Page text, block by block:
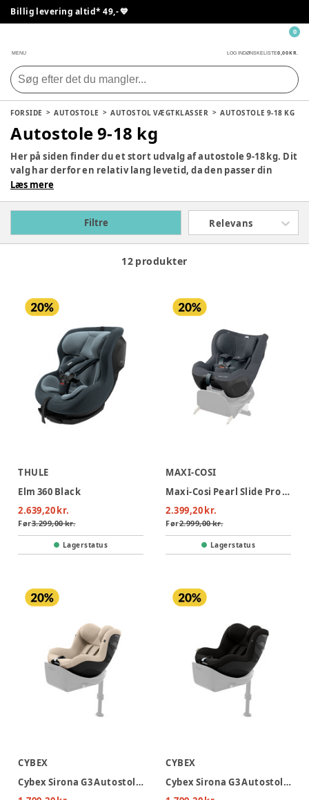
Billig levering altid* 49,- 💙
MENU LOG INDØNSKELISTE0,00 KR.
0
FORSIDE AUTOSTOLE AUTOSTOL VÆGTKLASSER AUTOSTOLE 9-18 KG
Autostole 9-18 kg
Her på siden finder du et stort udvalg af autostole 9-18 kg. Dit
valg har derfor en relativ lang levetid, da den passer din
pusling fra 9 måneder og op til 4 år. Du kan trygt vælge den,
produkter har en lækker komfort og høj sikkerhed.
Læs mere
Filtre Relevans
12 produkter
THULE
Elm 360 Black
2.639,20 kr.
Før3.299,00 kr.
Lagerstatus
MAXI-COSI
Maxi-Cosi Pearl Slide Pro Autostol - Authentic Graphite
2.399,20 kr.
Før2.999,00 kr.
Lagerstatus
CYBEX
Cybex Sirona G3 Autostol - Almond Beige
CYBEX
Cybex Sirona G3 Autostol - Magic Black